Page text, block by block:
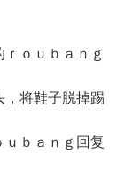
ｏｕｂａｎｇ
，将鞋子脱掉踢
ｕｂａｎｇ回复